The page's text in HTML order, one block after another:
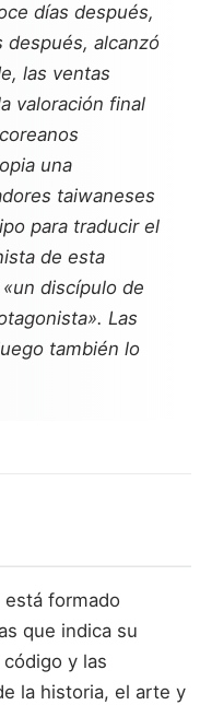
días después,
después, alcanzó
las ventas
valoración final
una
taiwaneses
para traducir el
de esta
discípulo de
Las
también lo
está formado
que indica su
y las
la historia, el arte y